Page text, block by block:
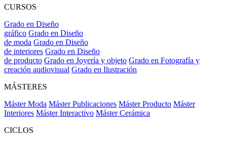
CURSOS
Grado en Diseño
gráfico Grado en Diseño
de moda Grado en Diseño
de interiores Grado en Diseño
de producto Grado en Joyería y objeto Grado en Fotografía y
creación audiovisual Grado en Ilustración
MÁSTERES
Máster Moda Máster Publicaciones Máster Producto Máster
Interiores Máster Interactivo Máster Cerámica
CICLOS